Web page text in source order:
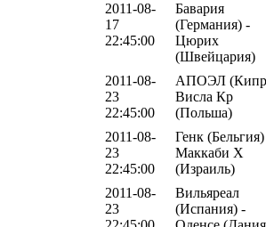
2011-08-
17
22:45:00
Бавария
(Германия) -
Цюрих
(Швейцария)
2011-08-
23
22:45:00
АПОЭЛ
Висла Кр
(Польша)
2011-08-
23
22:45:00
Генк
Маккаби Х
(Израиль)
2011-08-
23
Вильяреал
(Испания) -